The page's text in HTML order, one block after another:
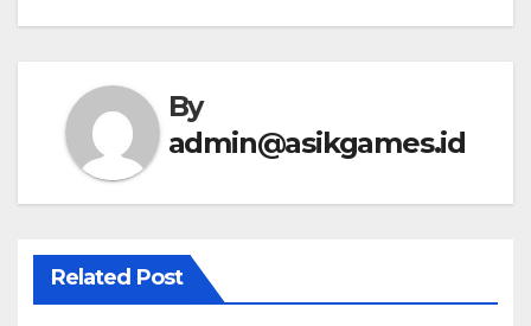
By
admin@asikgames.id
Related Post